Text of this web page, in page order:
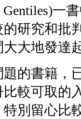
Gentiles)一
研究和批
大地發達
的書籍，
較可取的
別留心比